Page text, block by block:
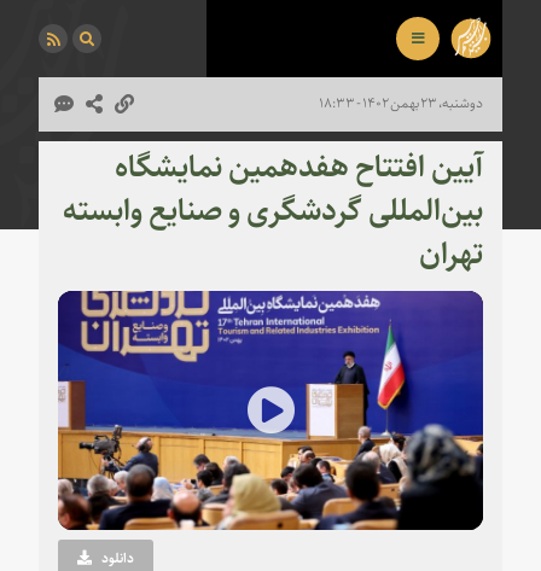
دوشنبه، ۲۳ بهمن ۱۴۰۲ - ۱۸:۳۳
آیین افتتاح هفدهمین نمایشگاه
بین‌المللی گردشگری و صنایع وابسته
تهران
Play
Video دانلود